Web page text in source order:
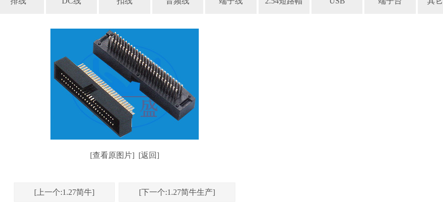
[查看原图片] [返回]
[上一个:1.27简牛] [下一个:1.27简牛生产]